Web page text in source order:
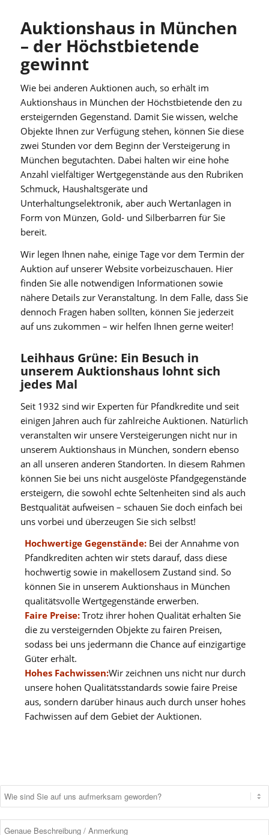
Auktionshaus in München
– der Höchstbietende
gewinnt
Wie bei anderen Auktionen auch, so erhält im
Auktionshaus in München der Höchstbietende den zu
ersteigernden Gegenstand. Damit Sie wissen, welche
Objekte Ihnen zur Verfügung stehen, können Sie diese
zwei Stunden vor dem Beginn der Versteigerung in
München begutachten. Dabei halten wir eine hohe
Anzahl vielfältiger Wertgegenstände aus den Rubriken
Schmuck, Haushaltsgeräte und
Unterhaltungselektronik, aber auch Wertanlagen in
Form von Münzen, Gold- und Silberbarren für Sie
bereit.
Wir legen Ihnen nahe, einige Tage vor dem Termin der
Auktion auf unserer Website vorbeizuschauen. Hier
finden Sie alle notwendigen Informationen sowie
nähere Details zur Veranstaltung. In dem Falle, dass Sie
dennoch Fragen haben sollten, können Sie jederzeit
auf uns zukommen – wir helfen Ihnen gerne weiter!
Leihhaus Grüne: Ein Besuch in
unserem Auktionshaus lohnt sich
jedes Mal
Seit 1932 sind wir Experten für Pfandkredite und seit
einigen Jahren auch für zahlreiche Auktionen. Natürlich
veranstalten wir unsere Versteigerungen nicht nur in
unserem Auktionshaus in München, sondern ebenso
an all unseren anderen Standorten. In diesem Rahmen
können Sie bei uns nicht ausgelöste Pfandgegenstände
ersteigern, die sowohl echte Seltenheiten sind als auch
Bestqualität aufweisen – schauen Sie doch einfach bei
uns vorbei und überzeugen Sie sich selbst!
Hochwertige Gegenstände:Bei der Annahme von
Pfandkrediten achten wir stets darauf, dass diese
hochwertig sowie in makellosem Zustand sind. So
können Sie in unserem Auktionshaus in München
qualitätsvolle Wertgegenstände erwerben.
Faire Preise:Trotz ihrer hohen Qualität erhalten Sie
die zu versteigernden Objekte zu fairen Preisen,
sodass bei uns jedermann die Chance auf einzigartige
Güter erhält.
Hohes Fachwissen:Wir zeichnen uns nicht nur durch
unsere hohen Qualitätsstandards sowie faire Preise
aus, sondern darüber hinaus auch durch unser hohes
Fachwissen auf dem Gebiet der Auktionen.